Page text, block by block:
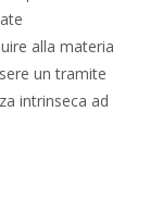
alla materia
un tramite
intrinseca ad